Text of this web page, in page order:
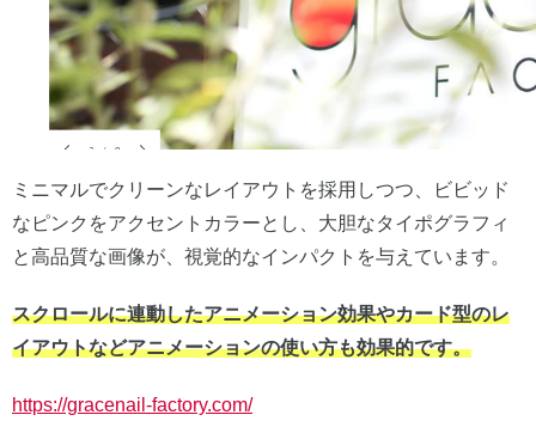
ミニマルでクリーンなレイアウトを採用しつつ、ビビッド
なピンクをアクセントカラーとし、大胆なタイポグラフィ
と高品質な画像が、視覚的なインパクトを与えています。
スクロールに連動したアニメーション効果やカード型のレ
イアウトなどアニメーションの使い方も効果的です。
https://gracenail-factory.com/